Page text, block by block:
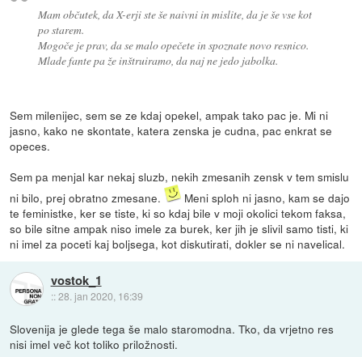
Mam občutek, da X-erji ste še naivni in mislite, da je še vse kot
po starem.
Mogoče je prav, da se malo opečete in spoznate novo resnico.
Mlade fante pa že inštruiramo, da naj ne jedo jabolka.
Sem milenijec, sem se ze kdaj opekel, ampak tako pac je. Mi ni
jasno, kako ne skontate, katera zenska je cudna, pac enkrat se
opeces.
Sem pa menjal kar nekaj sluzb, nekih zmesanih zensk v tem smislu
ni bilo, prej obratno zmesane.
Meni sploh ni jasno, kam se dajo
te feministke, ker se tiste, ki so kdaj bile v moji okolici tekom faksa,
so bile sitne ampak niso imele za burek, ker jih je slivil samo tisti, ki
ni imel za poceti kaj boljsega, kot diskutirati, dokler se ni navelical.
vostok_1
::28. jan 2020, 16:39
Slovenija je glede tega še malo staromodna. Tko, da vrjetno res
nisi imel več kot toliko priložnosti.